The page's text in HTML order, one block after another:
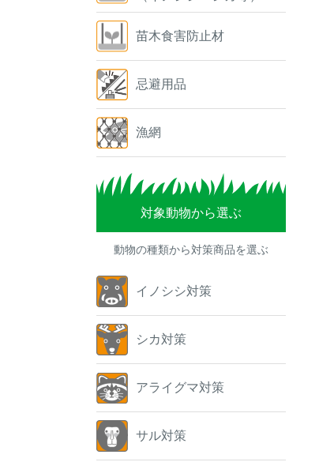
苗木食害防止材
忌避用品
漁網
対象動物から選ぶ
動物の種類から対策商品を選ぶ
イノシシ対策
シカ対策
アライグマ対策
サル対策